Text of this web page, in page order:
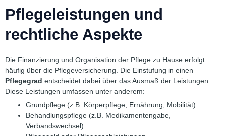
Pflegeleistungen und
rechtliche Aspekte
Die Finanzierung und Organisation der Pflege zu Hause erfolgt
häufig über die Pflegeversicherung. Die Einstufung in einen
Pflegegrad entscheidet dabei über das Ausmaß der Leistungen.
Diese Leistungen umfassen unter anderem:
Grundpflege (z.B. Körperpflege, Ernährung, Mobilität)
Behandlungspflege (z.B. Medikamentengabe,
Verbandswechsel)